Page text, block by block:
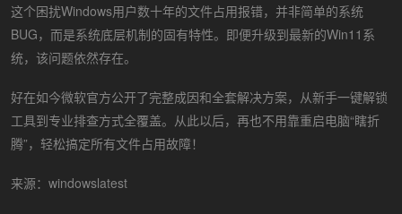
这个困扰Windows用户数十年的文件占用报错，并非简单的系统
BUG，而是系统底层机制的固有特性。即便升级到最新的Win11系
统，该问题依然存在。
好在如今微软官方公开了完整成因和全套解决方案，从新手一键解锁
工具到专业排查方式全覆盖。从此以后，再也不用靠重启电脑“瞎折
腾”，轻松搞定所有文件占用故障！
来源：windowslatest